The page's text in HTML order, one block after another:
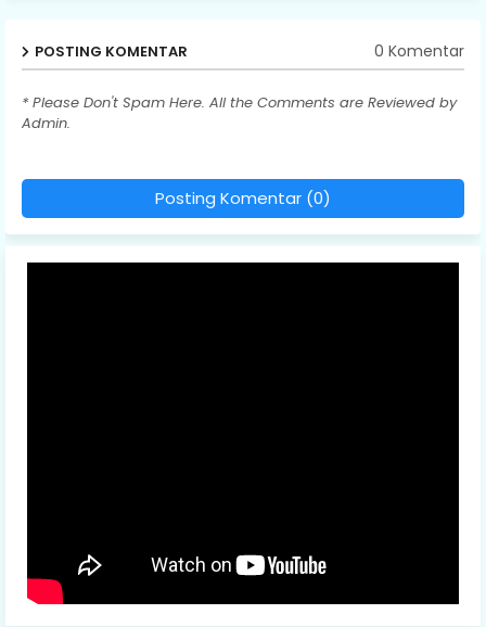
POSTING KOMENTAR 0 Komentar
* Please Don't Spam Here. All the Comments are Reviewed by
Admin.
Posting Komentar (0)